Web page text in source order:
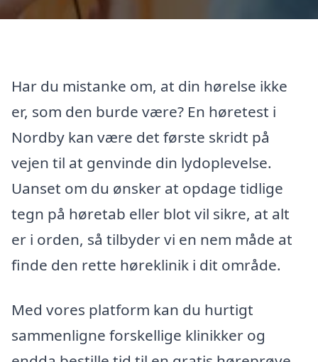
Har du mistanke om, at din hørelse ikke
er, som den burde være? En høretest i
Nordby kan være det første skridt på
vejen til at genvinde din lydoplevelse.
Uanset om du ønsker at opdage tidlige
tegn på høretab eller blot vil sikre, at alt
er i orden, så tilbyder vi en nem måde at
finde den rette høreklinik i dit område.
Med vores platform kan du hurtigt
sammenligne forskellige klinikker og